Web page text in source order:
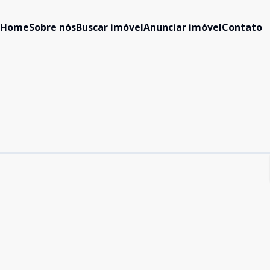
HomeSobre nósBuscar imóvelAnunciar imóvelContato